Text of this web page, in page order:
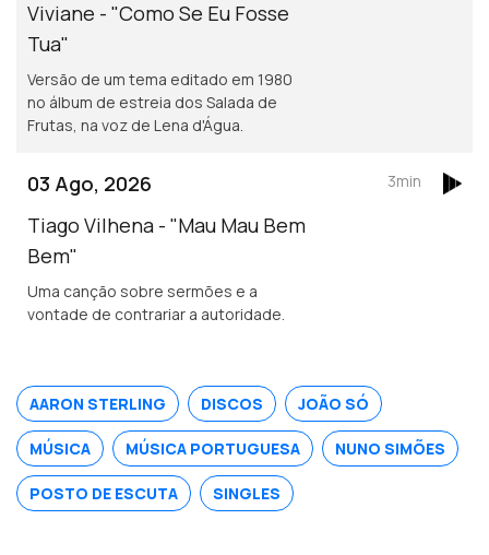
Viviane - "Como Se Eu Fosse
Tua"
Versão de um tema editado em 1980
no álbum de estreia dos Salada de
Frutas, na voz de Lena d'Água.
03 Ago, 2026
Tiago Vilhena - "Mau Mau Bem
Bem"
Uma canção sobre sermões e a
vontade de contrariar a autoridade.
3min
AARON STERLING DISCOS JOÃO SÓ
MÚSICA MÚSICA PORTUGUESA NUNO SIMÕES
POSTO DE ESCUTA SINGLES